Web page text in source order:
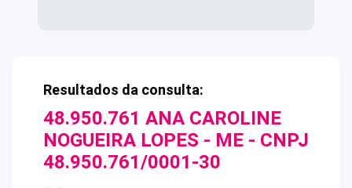
Resultados da consulta:
48.950.761 ANA CAROLINE
NOGUEIRA LOPES - ME - CNPJ
48.950.761/0001-30